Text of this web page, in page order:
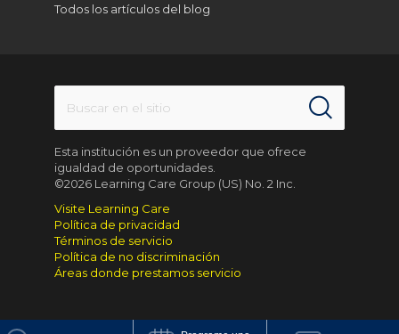
Todos los artículos del blog
Esta institución es un proveedor que ofrece
igualdad de oportunidades.
©2026 Learning Care Group (US) No. 2 Inc.
Visite Learning Care
Política de privacidad
Términos de servicio
Política de no discriminación
Áreas donde prestamos servicio